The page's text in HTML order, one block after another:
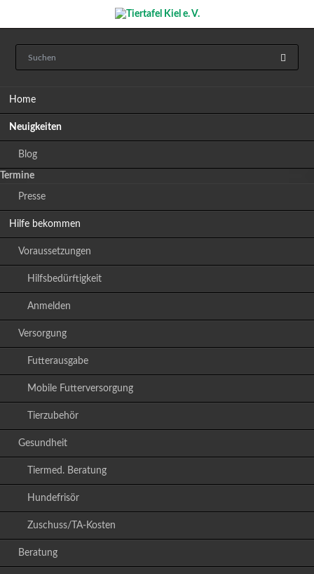
Home
Neuigkeiten
Blog
Termine
Presse
Hilfe bekommen
Voraussetzungen
Hilfsbedürftigkeit
Anmelden
Versorgung
Futterausgabe
Mobile Futterversorgung
Tierzubehör
Gesundheit
Tiermed. Beratung
Hundefrisör
Zuschuss/TA-Kosten
Beratung